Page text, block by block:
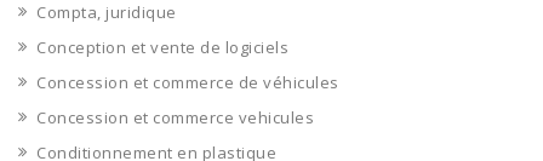
Compta, juridique
Conception et vente de logiciels
Concession et commerce de véhicules
Concession et commerce vehicules
Conditionnement en plastique